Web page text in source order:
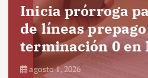
Inicia prórroga
de líneas
terminación 0 en
agosto 1, 2026